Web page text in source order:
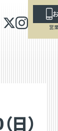
営
日）